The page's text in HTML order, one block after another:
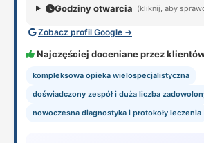
Godziny otwarcia (kliknij, aby
Zobacz profil Google →
Najczęściej doceniane przez
kompleksowa opieka wielospecjalistyczna
doświadczony zespół i duża liczba
nowoczesna diagnostyka i protokoły leczenia